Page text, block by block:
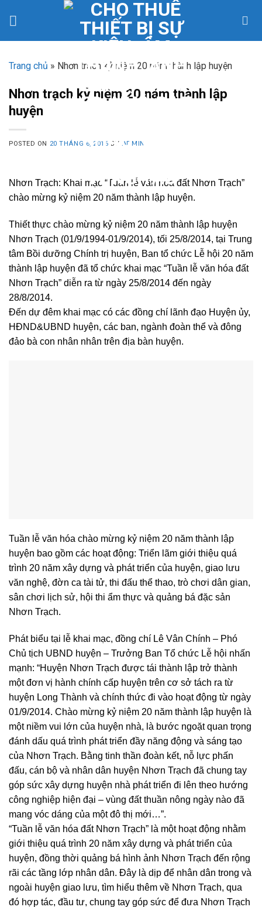
Trang chủ » Nhơn trạch kỷ niệm 20 năm thành lập huyện
Nhơn trạch kỷ niệm 20 năm thành lập
huyện
POSTED ON 20 THÁNG 6, 2016 BY ADMIN
Nhơn Trạch: Khai mạc “Tuần lễ văn hóa đất Nhơn Trạch”
chào mừng kỷ niệm 20 năm thành lập huyện.
Thiết thực chào mừng kỷ niệm 20 năm thành lập huyện
Nhơn Trạch (01/9/1994-01/9/2014), tối 25/8/2014, tại Trung
tâm Bồi dưỡng Chính trị huyện, Ban tổ chức Lễ hội 20 năm
thành lập huyện đã tổ chức khai mạc “Tuần lễ văn hóa đất
Nhơn Trạch” diễn ra từ ngày 25/8/2014 đến ngày
28/8/2014.
Đến dự đêm khai mạc có các đồng chí lãnh đạo Huyện ủy,
HĐND&UBND huyện, các ban, ngành đoàn thể và đông
đảo bà con nhân nhân trên địa bàn huyện.
Tuần lễ văn hóa chào mừng kỷ niệm 20 năm thành lập
huyện bao gồm các hoạt động: Triển lãm giới thiệu quá
trình 20 năm xây dựng và phát triển của huyện, giao lưu
văn nghệ, đờn ca tài tử, thi đấu thể thao, trò chơi dân gian,
sân chơi lịch sử, hội thi ẩm thực và quảng bá đặc sản
Nhơn Trạch.
Phát biểu tại lễ khai mạc, đồng chí Lê Vân Chính – Phó
Chủ tịch UBND huyện – Trưởng Ban Tổ chức Lễ hội nhấn
mạnh: “Huyện Nhơn Trạch được tái thành lập trở thành
một đơn vị hành chính cấp huyện trên cơ sở tách ra từ
huyện Long Thành và chính thức đi vào hoạt động từ ngày
01/9/2014. Chào mừng kỷ niệm 20 năm thành lập huyện là
một niềm vui lớn của huyện nhà, là bước ngoặt quan trọng
đánh dấu quá trình phát triển đầy năng động và sáng tạo
của Nhơn Trạch. Bằng tinh thần đoàn kết, nỗ lực phấn
đấu, cán bộ và nhân dân huyện Nhơn Trạch đã chung tay
góp sức xây dựng huyện nhà phát triển đi lên theo hướng
công nghiệp hiện đại – vùng đất thuần nông ngày nào đã
mang vóc dáng của một đô thị mới…”.
“Tuần lễ văn hóa đất Nhơn Trạch” là một hoạt động nhằm
giới thiệu quá trình 20 năm xây dựng và phát triển của
huyện, đồng thời quảng bá hình ảnh Nhơn Trạch đến rộng
rãi các tầng lớp nhân dân. Đây là dịp để nhân dân trong và
ngoài huyện giao lưu, tìm hiểu thêm về Nhơn Trạch, qua
đó hợp tác, đầu tư, chung tay góp sức để đưa Nhơn Trạch